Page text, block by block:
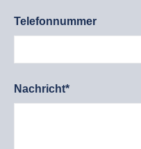
Telefonnummer
Nachricht*